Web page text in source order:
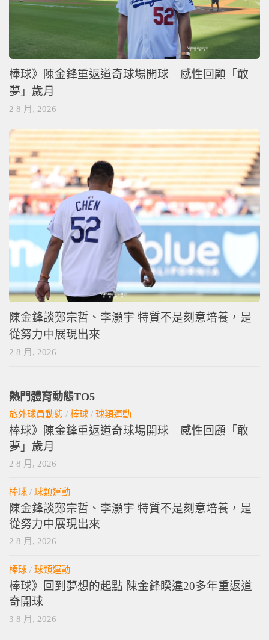
棒球》陳金鋒重返道奇球場開球 感性回顧「敢
夢」歲月
2 8 月, 2026
陳金鋒談鄭宗哲、李灝宇 特質不是刻意培養，是
從努力中展現出來
2 8 月, 2026
熱門體育動態TO5
旅外球員動態 / 棒球 / 球類運動
棒球》陳金鋒重返道奇球場開球 感性回顧「敢
夢」歲月
2 8 月, 2026
棒球 / 球類運動
陳金鋒談鄭宗哲、李灝宇 特質不是刻意培養，是
從努力中展現出來
2 8 月, 2026
棒球 / 球類運動
棒球》回到夢想的起點 陳金鋒睽違20多年重返道
奇開球
3 8 月, 2026